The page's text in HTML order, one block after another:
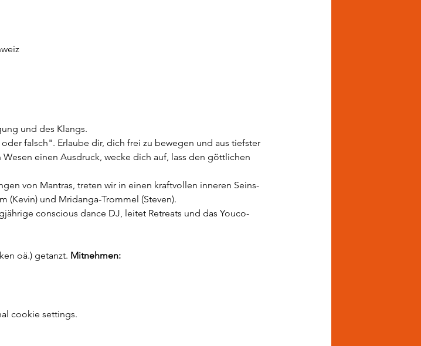
und des Klangs.
falsch". Erlaube dir, dich frei zu bewegen und aus tiefster
einen Ausdruck, wecke dich auf, lass den göttlichen
von Mantras, treten wir in einen kraftvollen inneren Seins-
(Kevin) und Mridanga-Trommel (Steven).
conscious dance DJ, leitet Retreats und das Youco-
oä.) getanzt. Mitnehmen:
cookie settings.